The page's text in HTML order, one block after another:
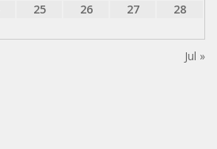
25 26 27
28
Jul »